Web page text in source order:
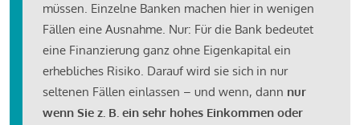
müssen. Einzelne Banken machen hier in wenigen
Fällen eine Ausnahme. Nur: Für die Bank bedeutet
eine Finanzierung ganz ohne Eigenkapital ein
erhebliches Risiko. Darauf wird sie sich in nur
seltenen Fällen einlassen – und wenn, dann nur
wenn Sie z. B. ein sehr hohes Einkommen oder